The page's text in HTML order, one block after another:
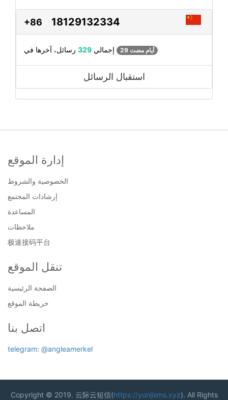
+86 18129132334
إجمالي 329 29 أيام مضت
استقبال الرسائل
إدارة الموقع
الخصوصية والشروط
إرشادات المجتمع
المساعدة
ملاحظات
极速接码平台
تنقل الموقع
الصفحة الرئيسية
خريطة الموقع
اتصل بنا
telegram: @angleamerkel
Copyright © 2019. 云际云短信(https://yunjisms.xyz). All Rights